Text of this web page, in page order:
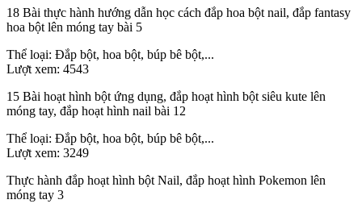
18 Bài thực hành hướng dẫn học cách đắp hoa bột nail, đắp fantasy
hoa bột lên móng tay bài 5
Thể loại: Đắp bột, hoa bột, búp bê bột,...
Lượt xem: 4543
15 Bài hoạt hình bột ứng dụng, đắp hoạt hình bột siêu kute lên
móng tay, đắp hoạt hình nail bài 12
Thể loại: Đắp bột, hoa bột, búp bê bột,...
Lượt xem: 3249
Thực hành đắp hoạt hình bột Nail, đắp hoạt hình Pokemon lên
móng tay 3